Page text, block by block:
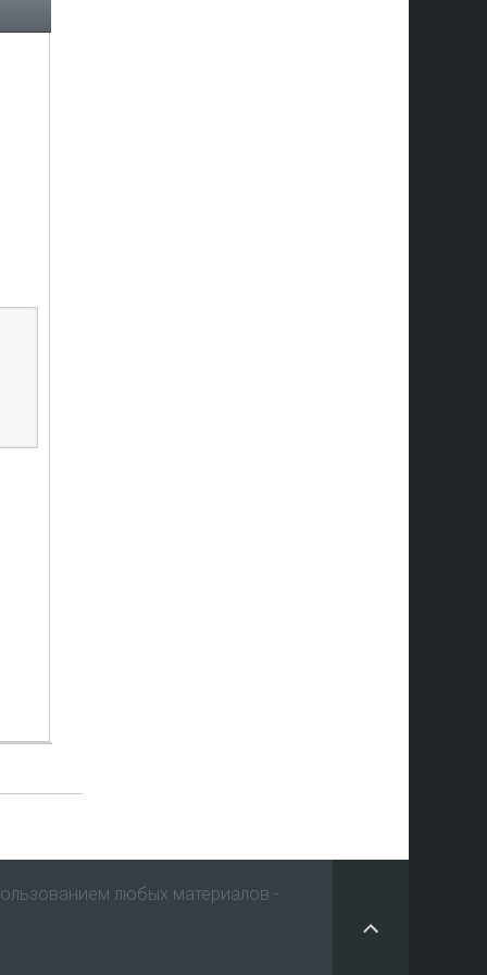
любых материалов -